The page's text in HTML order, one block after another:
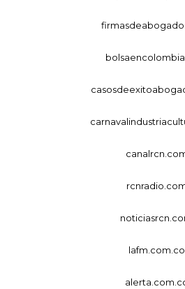
lafm.com.co